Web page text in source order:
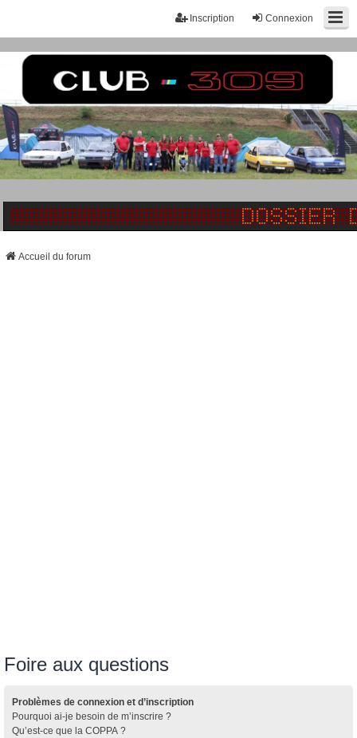
Connexion
Inscription
Accueil du forum
Foire aux questions
Problèmes de connexion et d’inscription
Pourquoi ai-je besoin de m’inscrire ?
Qu’est-ce que la COPPA ?